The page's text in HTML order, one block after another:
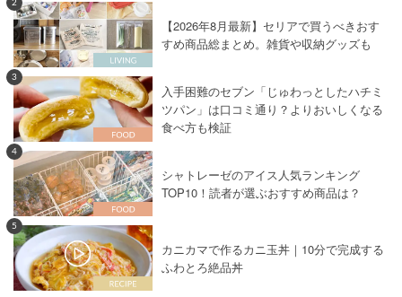
2
【2026年8月最新】セリアで買うべきおす
すめ商品総まとめ。雑貨や収納グッズも
3
入手困難のセブン「じゅわっとしたハチミ
ツパン」は口コミ通り？よりおいしくなる
食べ方も検証
4
シャトレーゼのアイス人気ランキング
TOP10！読者が選ぶおすすめ商品は？
5
カニカマで作るカニ玉丼｜10分で完成する
ふわとろ絶品丼